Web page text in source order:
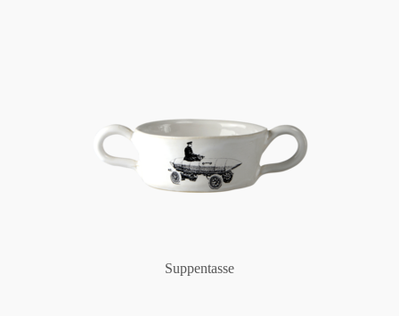
Suppentasse